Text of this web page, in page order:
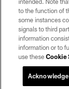
to the function of
some instances
signals to third
information
information or to
use theseCookie